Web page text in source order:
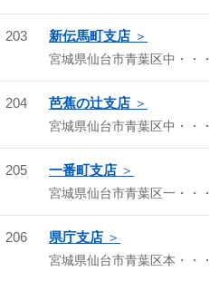
203 新伝馬町支店
宮城県仙台市青葉区中・・・
204 芭蕉の辻支店
宮城県仙台市青葉区中・・・
205 一番町支店
宮城県仙台市青葉区一・・・
206 県庁支店
宮城県仙台市青葉区本・・・